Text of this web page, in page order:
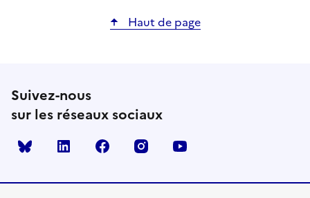
Haut de page
Suivez-nous
sur les réseaux sociaux
Bluesky linkedin facebook instagram